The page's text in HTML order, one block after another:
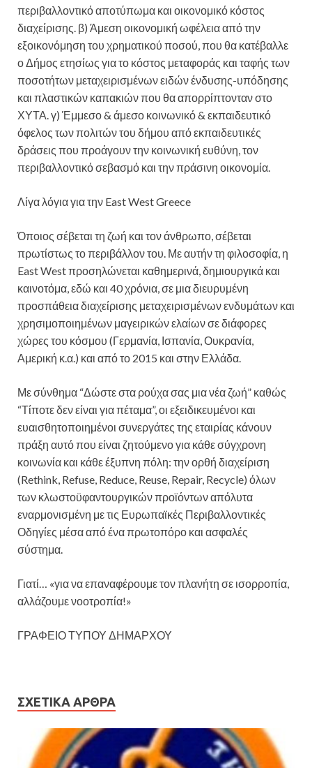
περιβαλλοντικό αποτύπωμα και οικονομικό κόστος
διαχείρισης. β) Άμεση οικονομική ωφέλεια από την
εξοικονόμηση του χρηματικού ποσού, που θα κατέβαλλε
ο Δήμος ετησίως για το κόστος μεταφοράς και ταφής των
ποσοτήτων μεταχειρισμένων ειδών ένδυσης-υπόδησης
και πλαστικών καπακιών που θα απορρίπτονταν στο
ΧΥΤΑ. γ) Έμμεσο & άμεσο κοινωνικό & εκπαιδευτικό
όφελος των πολιτών του δήμου από εκπαιδευτικές
δράσεις που προάγουν την κοινωνική ευθύνη, τον
περιβαλλοντικό σεβασμό και την πράσινη οικονομία.
Λίγα λόγια για την East West Greece
Όποιος σέβεται τη ζωή και τον άνθρωπο, σέβεται
πρωτίστως το περιβάλλον του. Με αυτήν τη φιλοσοφία, η
East West προσηλώνεται καθημερινά, δημιουργικά και
καινοτόμα, εδώ και 40 χρόνια, σε μια διευρυμένη
προσπάθεια διαχείρισης μεταχειρισμένων ενδυμάτων και
χρησιμοποιημένων μαγειρικών ελαίων σε διάφορες
χώρες του κόσμου (Γερμανία, Ισπανία, Ουκρανία,
Αμερική κ.α.) και από το 2015 και στην Ελλάδα.
Με σύνθημα “Δώστε στα ρούχα σας μια νέα ζωή” καθώς
“Τίποτε δεν είναι για πέταμα”, οι εξειδικευμένοι και
ευαισθητοποιημένοι συνεργάτες της εταιρίας κάνουν
πράξη αυτό που είναι ζητούμενο για κάθε σύγχρονη
κοινωνία και κάθε έξυπνη πόλη: την ορθή διαχείριση
(Rethink, Refuse, Reduce, Reuse, Repair, Recycle) όλων
των κλωστοϋφαντουργικών προϊόντων απόλυτα
εναρμονισμένη με τις Ευρωπαϊκές Περιβαλλοντικές
Οδηγίες μέσα από ένα πρωτοπόρο και ασφαλές
σύστημα.
Γιατί… «για να επαναφέρουμε τον πλανήτη σε ισορροπία,
αλλάζουμε νοοτροπία!»
ΓΡΑΦΕΙΟ ΤΥΠΟΥ ΔΗΜΑΡΧΟΥ
ΣΧΕΤΙΚΆ ΆΡΘΡΑ